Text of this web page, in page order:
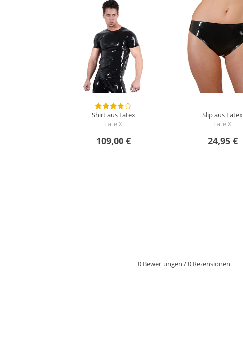
Shirt aus Latex
Late X
109,00 €
Slip aus Latex
Late X
24,95 €
0 Bewertungen /0 Rezensionen